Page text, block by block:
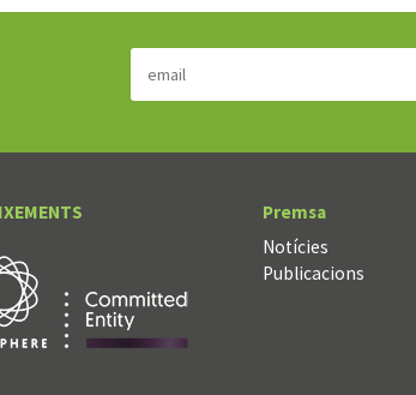
Premsa
Notícies
Publicacions